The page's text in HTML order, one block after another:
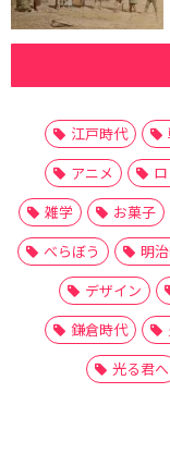
江戸時代
アニメ
雑学
お菓子
べらぼう
明
デザイン
鎌倉時代
光る君へ